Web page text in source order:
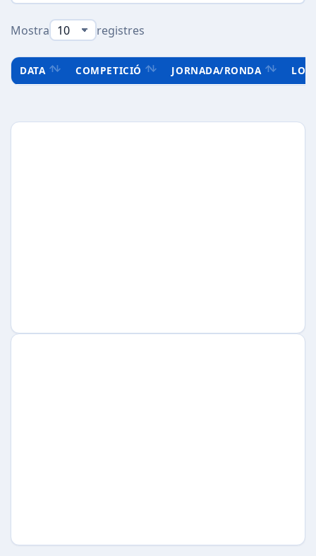
Mostra registres
DATA COMPETICIÓ JORNADA/RONDA